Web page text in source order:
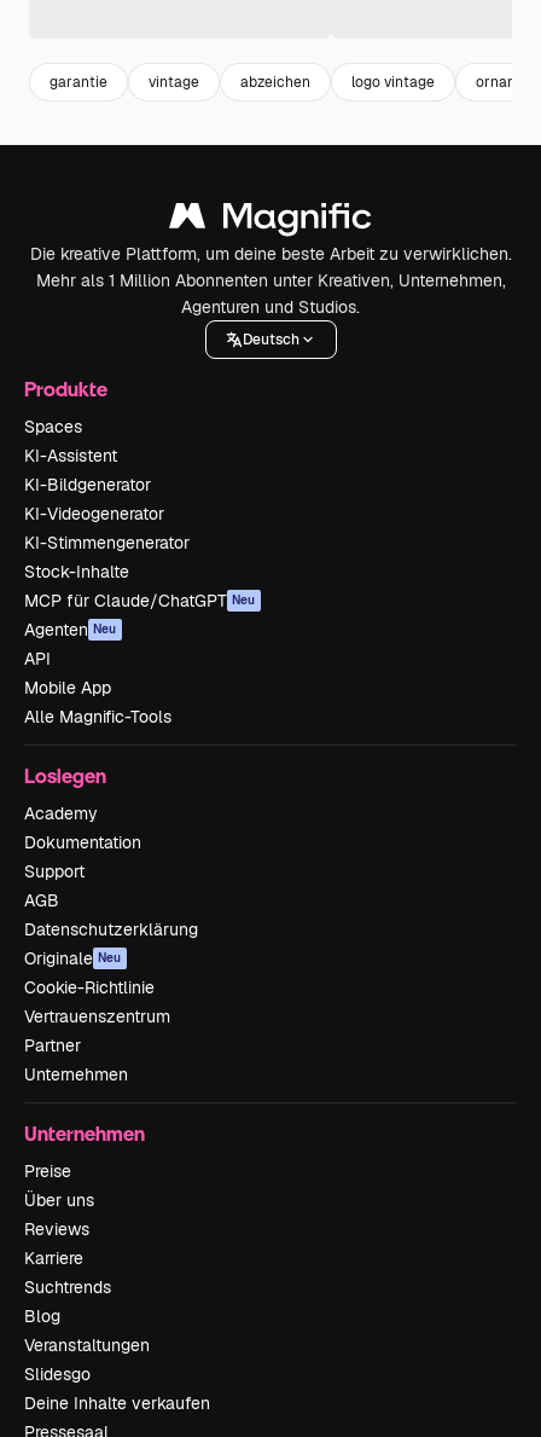
garantie vintage abzeichen logo vintage
Die kreative Plattform, um deine beste Arbeit zu verwirklichen.
Mehr als 1 Million Abonnenten unter Kreativen, Unternehmen,
Agenturen und Studios.
Deutsch
Produkte
Spaces
KI-Assistent
KI-Bildgenerator
KI-Videogenerator
KI-Stimmengenerator
Stock-Inhalte
MCP für Claude/ChatGPT Neu
Agenten Neu
API
Mobile App
Alle Magnific-Tools
Loslegen
Academy
Dokumentation
Support
AGB
Datenschutzerklärung
Originale Neu
Cookie-Richtlinie
Vertrauenszentrum
Partner
Unternehmen
Unternehmen
Preise
Über uns
Reviews
Karriere
Suchtrends
Blog
Veranstaltungen
Slidesgo
Deine Inhalte verkaufen
Pressesaal